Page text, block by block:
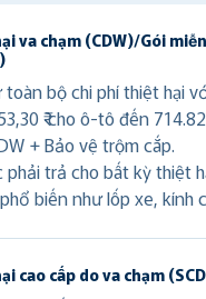
va chạm (CDW)/Gói
toàn bộ chi phí thiệt hại
₹ cho ô-tô đến
+ Bảo vệ trộm cắp.
trả cho bất kỳ thiệt
biến như lốp xe, kính
cao cấp do va chạm